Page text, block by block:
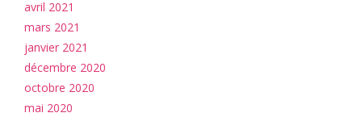
avril 2021
mars 2021
janvier 2021
décembre 2020
octobre 2020
mai 2020